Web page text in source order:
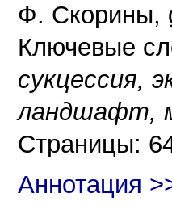
Ф. Скорины,
Ключевые
сукцессия,
ландшафт,
Страницы:
Аннотация